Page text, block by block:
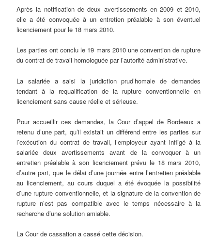
Après la notification de deux avertissements en 2009 et 2010,
elle a été convoquée à un entretien préalable à son éventuel
licenciement pour le 18 mars 2010.
Les parties ont conclu le 19 mars 2010 une convention de rupture
du contrat de travail homologuée par l’autorité administrative.
La salariée a saisi la juridiction prud’homale de demandes
tendant à la requalification de la rupture conventionnelle en
licenciement sans cause réelle et sérieuse.
Pour accueillir ces demandes, la Cour d’appel de Bordeaux a
retenu d’une part, qu’il existait un différend entre les parties sur
l’exécution du contrat de travail, l’employeur ayant infligé à la
salariée deux avertissements avant de la convoquer à un
entretien préalable à son licenciement prévu le 18 mars 2010,
d’autre part, que le délai d’une journée entre l’entretien préalable
au licenciement, au cours duquel a été évoquée la possibilité
d’une rupture conventionnelle, et la signature de la convention de
rupture n’est pas compatible avec le temps nécessaire à la
recherche d’une solution amiable.
La Cour de cassation a cassé cette décision.